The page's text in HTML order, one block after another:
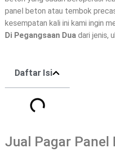
panel beton atau tembok
kesempatan kali ini kami ingin
Di Pegangsaan Dua dari jenis,
Daftar Isi
Jual Pagar Panel